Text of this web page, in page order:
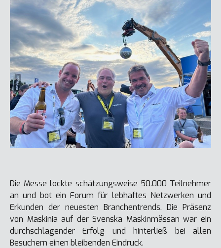
Die Messe lockte schätzungsweise 50.000 Teilnehmer
an und bot ein Forum für lebhaftes Netzwerken und
Erkunden der neuesten Branchentrends. Die Präsenz
von Maskinia auf der Svenska Maskinmässan war ein
durchschlagender Erfolg und hinterließ bei allen
Besuchern einen bleibenden Eindruck.